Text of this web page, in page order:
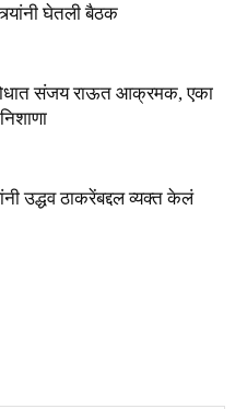
घेतली बैठक
संजय राऊत आक्रमक, एका
उद्धव ठाकरेंबद्दल व्यक्त केलं